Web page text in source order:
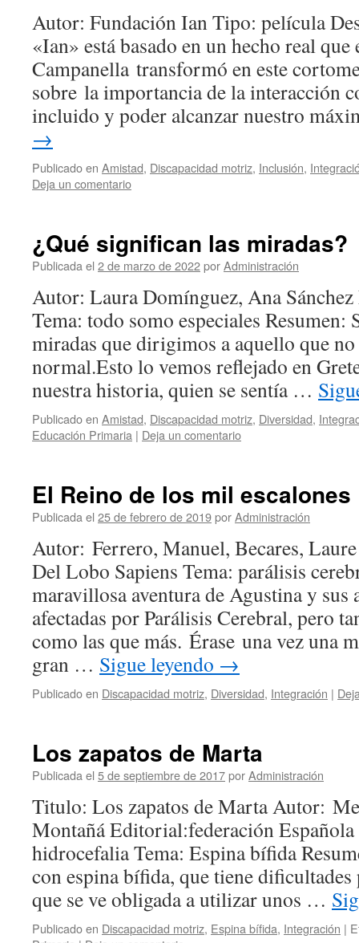
Autor: Fundación Ian Tipo: película
«Ian» está basado en un hecho real
Campanella transformó en este
sobre la importancia de la interacción
incluido y poder alcanzar nuestro
→
Publicado en Amistad, Discapacidad motriz, Inclusión,
Deja un comentario
¿Qué significan las miradas?
Publicada el 2 de marzo de 2022porAdministración
Autor: Laura Domínguez, Ana
Tema: todo somo especiales Resumen:
miradas que dirigimos a aquello que no
normal.Esto lo vemos reflejado en
nuestra historia, quien se sentía …
Publicado en Amistad, Discapacidad motriz, Diversidad,
Educación Primaria | Deja un comentario
El Reino de los mil escalones
Publicada el 25 de febrero de 2019porAdministración
Autor: Ferrero, Manuel, Becares,
Del Lobo Sapiens Tema: parálisis
maravillosa aventura de Agustina y sus
afectadas por Parálisis Cerebral, pero
como las que más. Érase una vez una
gran … Sigue leyendo →
Publicado en Discapacidad motriz, Diversidad, Integración |
Los zapatos de Marta
Publicada el 5 de septiembre de 2017porAdministración
Titulo: Los zapatos de Marta Autor:
Montañá Editorial:federación Española
hidrocefalia Tema: Espina bífida
con espina bífida, que tiene
que se ve obligada a utilizar unos …
Publicado en Discapacidad motriz, Espina bífida, Integración |